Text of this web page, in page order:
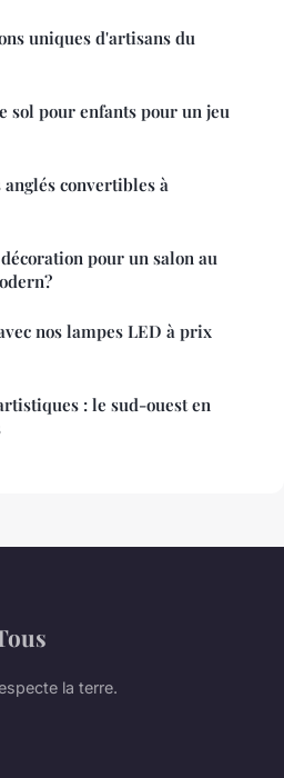
uniques d'artisans du
sol pour enfants pour un jeu
anglés convertibles à
pour un salon au
nos lampes LED à prix
: le sud-ouest en
la terre.